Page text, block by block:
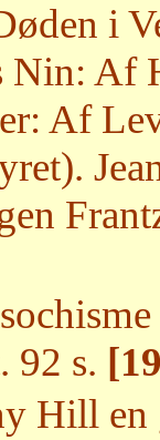
i
Af
Af
92 s.
Hill en